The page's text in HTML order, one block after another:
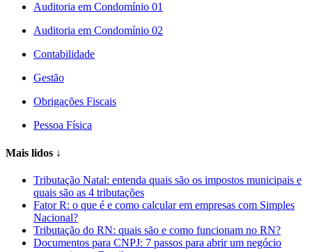
Auditoria em Condomínio 01
Auditoria em Condomínio 02
Contabilidade
Gestão
Obrigações Fiscais
Pessoa Física
Mais lidos ↓
Tributação Natal: entenda quais são os impostos municipais e
quais são as 4 tributações
Fator R: o que é e como calcular em empresas com Simples
Nacional?
Tributação do RN: quais são e como funcionam no RN?
Documentos para CNPJ: 7 passos para abrir um negócio